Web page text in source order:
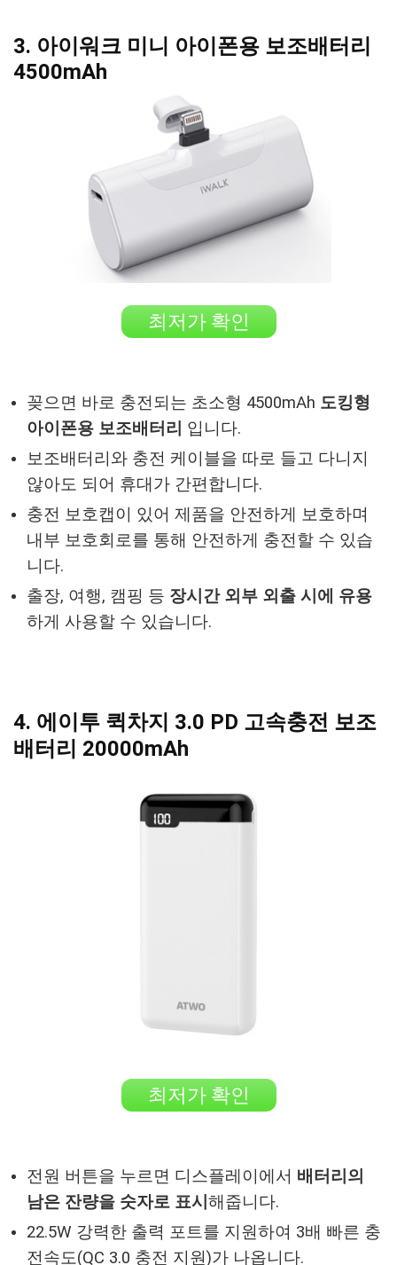
3. 아이워크 미니 아이폰용 보조배터리
4500mAh
최저가 확인
꽂으면 바로 충전되는 초소형 4500mAh 도킹형
아이폰용 보조배터리 입니다.
보조배터리와 충전 케이블을 따로 들고 다니지
않아도 되어 휴대가 간편합니다.
충전 보호캡이 있어 제품을 안전하게 보호하며
내부 보호회로를 통해 안전하게 충전할 수 있습
니다.
출장, 여행, 캠핑 등 장시간 외부 외출 시에 유용
하게 사용할 수 있습니다.
4. 에이투 퀵차지 3.0 PD 고속충전 보조
배터리 20000mAh
최저가 확인
전원 버튼을 누르면 디스플레이에서 배터리의
남은 잔량을 숫자로 표시 해줍니다.
22.5W 강력한 출력 포트를 지원하여 3배 빠른 충
전속도(QC 3.0 충전 지원)가 나옵니다.